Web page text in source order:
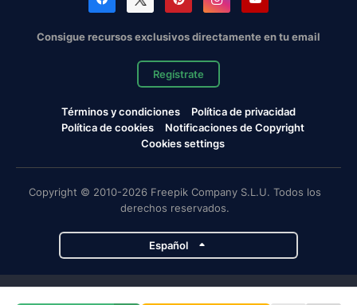
Consigue recursos exclusivos directamente en tu email
Regístrate
Términos y condiciones
Política de privacidad
Política de cookies
Notificaciones de Copyright
Cookies settings
Copyright © 2010-2026 Freepik Company S.L.U. Todos los
derechos reservados.
Español